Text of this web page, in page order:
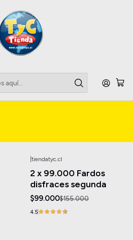
Importadora de Fardos !!
& Accessories
tiendatyc.cl
2 x 99.000 Fardos
disfraces segunda
$99.000$155.000
4.5